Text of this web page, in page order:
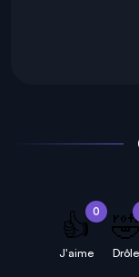
0
👍
J'aime Drôle